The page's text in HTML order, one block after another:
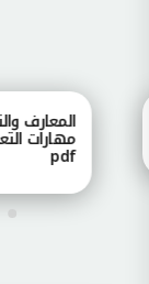
المعارف
مهارات
pdf